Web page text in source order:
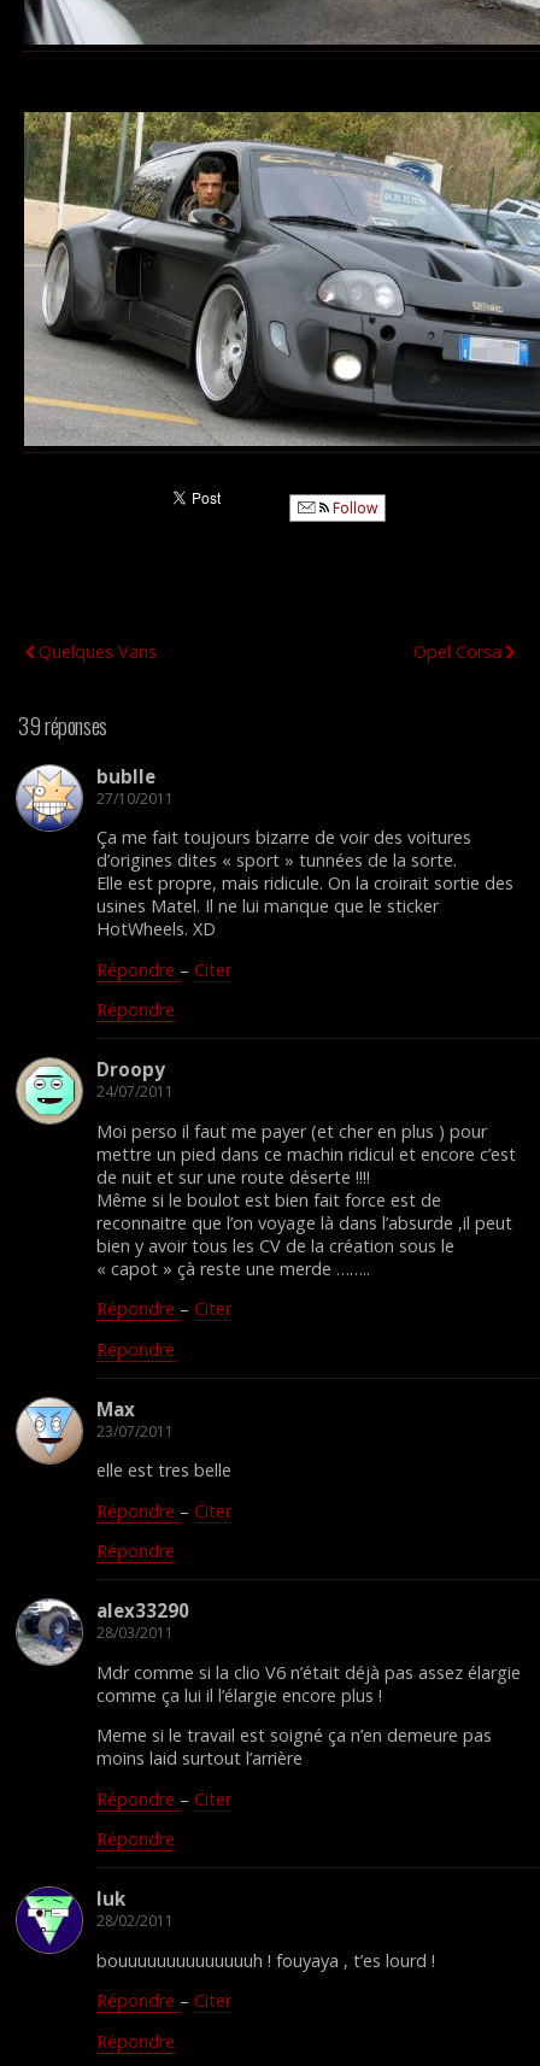
Follow
Quelques Vans
Opel Corsa
39 réponses
bublle
27/10/2011
Ça me fait toujours bizarre de voir des voitures
d’origines dites « sport » tunnées de la sorte.
Elle est propre, mais ridicule. On la croirait sortie des
usines Matel. Il ne lui manque que le sticker
HotWheels. XD
Répondre – Citer
Répondre
Droopy
24/07/2011
Moi perso il faut me payer (et cher en plus ) pour
mettre un pied dans ce machin ridicul et encore c’est
de nuit et sur une route déserte !!!!
Même si le boulot est bien fait force est de
reconnaitre que l’on voyage là dans l’absurde ,il peut
bien y avoir tous les CV de la création sous le
« capot » çà reste une merde ……..
Répondre – Citer
Répondre
Max
23/07/2011
elle est tres belle
Répondre – Citer
Répondre
alex33290
28/03/2011
Mdr comme si la clio V6 n’était déjà pas assez élargie
comme ça lui il l’élargie encore plus !
Meme si le travail est soigné ça n’en demeure pas
moins laid surtout l’arrière
Répondre – Citer
Répondre
luk
28/02/2011
bouuuuuuuuuuuuuuh ! fouyaya , t’es lourd !
Répondre – Citer
Répondre